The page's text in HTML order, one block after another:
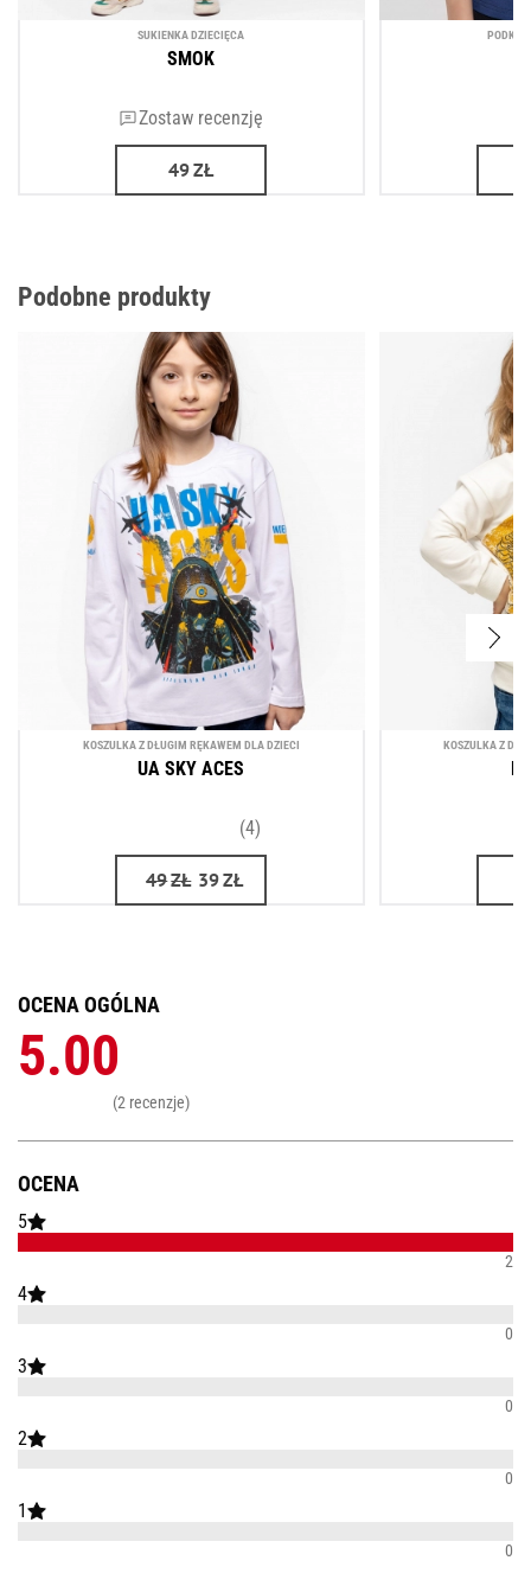
SUKIENKA DZIECIĘCA
SMOK
Zostaw recenzję
49ZŁ
Podobne produkty
KOSZULKA Z DŁUGIM RĘKAWEM DLA DZIECI
UA SKY ACES
(4)
49ZŁ 39ZŁ
KOSZULKA Z
OCENA
5
2
4
0
3
0
2
0
1
0
OCENA OGÓLNA
5.00
(2 recenzje)